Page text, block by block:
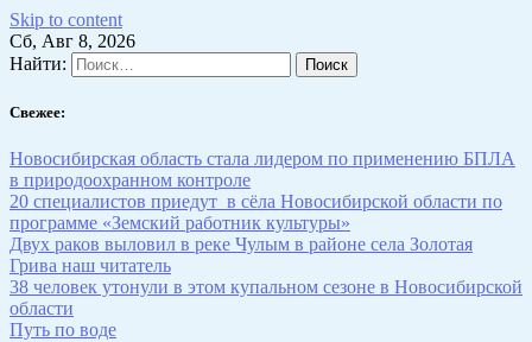
Skip to content
Сб, Авг 8, 2026
Найти:
Свежее:
Новосибирская область стала лидером по применению БПЛА
в природоохранном контроле
20 специалистов приедут в сёла Новосибирской области по
программе «Земский работник культуры»
Двух раков выловил в реке Чулым в районе села Золотая
Грива наш читатель
38 человек утонули в этом купальном сезоне в Новосибирской
области
Путь по воде